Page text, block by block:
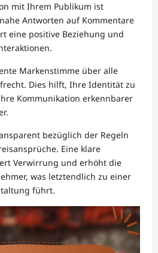
mit Ihrem Publikum ist
Antworten auf Kommentare
eine positive Beziehung und
Markenstimme über alle
Dies hilft, Ihre Identität zu
Kommunikation erkennbarer
bezüglich der Regeln
Eine klare
Verwirrung und erhöht die
was letztendlich zu einer
führt.